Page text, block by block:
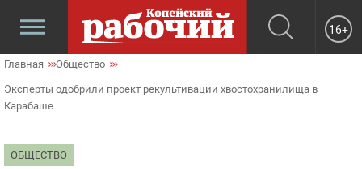
16+
Главная Общество
Эксперты одобрили проект рекультивации хвостохранилища в
Карабаше
ОБЩЕСТВО